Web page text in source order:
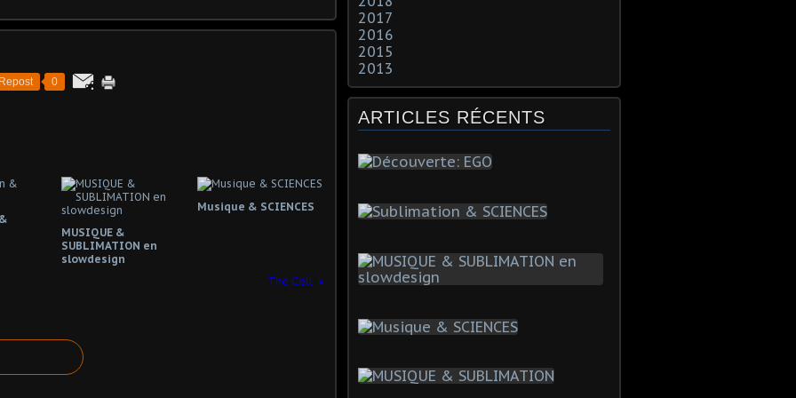
0
MUSIQUE &
SUBLIMATION en
slowdesign
Musique & SCIENCES
The Cell
2017
2016
2015
2013
ARTICLES RÉCENTS